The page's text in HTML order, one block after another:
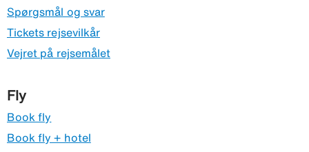
Spørgsmål og svar
Tickets rejsevilkår
Vejret på rejsemålet
Fly
Book fly
Book fly + hotel